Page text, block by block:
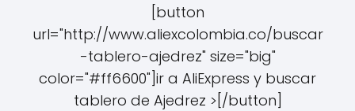
[button
url="http://www.aliexcolombia.co/buscar
-tablero-ajedrez" size="big"
color="#ff6600"]ir a AliExpress y buscar
tablero de Ajedrez >[/button]